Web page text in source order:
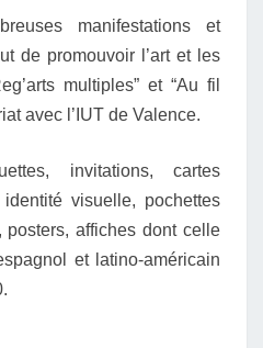
manifestations et
de promouvoir l’art et les
multiples” et “Au fil
avec l’IUT de Valence.
invitations, cartes
visuelle, pochettes
affiches dont celle
et latino-américain